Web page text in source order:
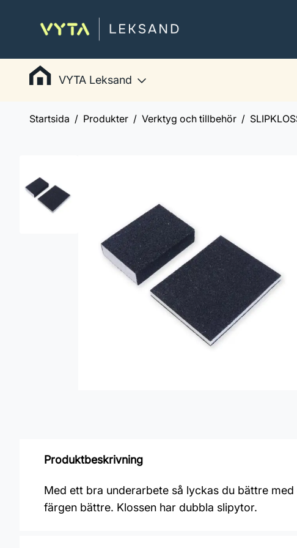
VYTA Leksand
Startsida Produkter Verktyg och tillbehör
Produktbeskrivning
Med ett bra underarbete så lyckas du bättre
färgen bättre. Klossen har dubbla slipytor.